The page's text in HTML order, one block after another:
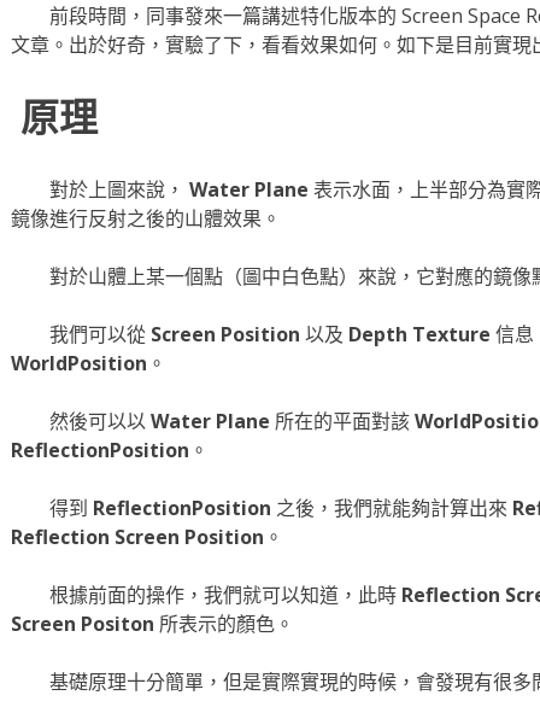
前段時間，同事發來一篇講述特化版本的 Screen Space
文章。出於好奇，實驗了下，看看效果如何。如下是目前實
原理
對於上圖來說， Water Plane 表示水面，上半部分為實
鏡像進行反射之後的山體效果。
對於山體上某一個點（圖中白色點）來說，它對應的鏡像
我們可以從 Screen Position 以及 Depth Texture 信息
WorldPosition 。
然後可以以Water Plane 所在的平面對該
ReflectionPosition 。
得到 ReflectionPosition 之後，我們就能夠計算出來
Reflection Screen Position 。
根據前面的操作，我們就可以知道，此時 Reflection
Screen Positon 所表示的顏色。
基礎原理十分簡單，但是實際實現的時候，會發現有很多